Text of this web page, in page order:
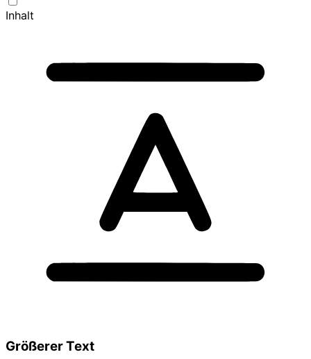
Inhalt
Größerer Text